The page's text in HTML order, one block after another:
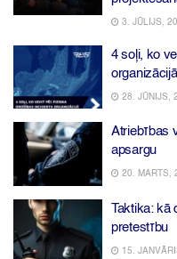
3. JŪLIJS,
4 soļi, ko
organizācijā
28. JŪNIJS,
Atriebības
apsargu
20. MARTS,
Taktika: kā
pretestību
15.